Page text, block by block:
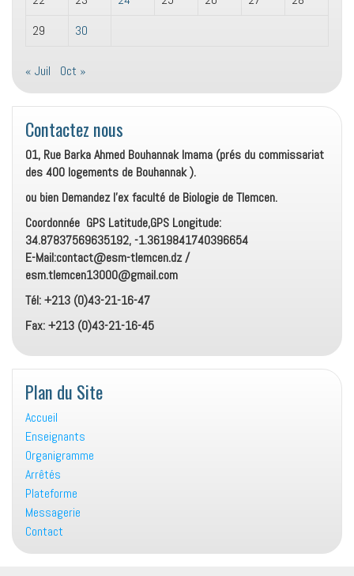
29
30
« Juil Oct »
Contactez nous
01, Rue Barka Ahmed Bouhannak Imama (prés du commissariat
des 400 logements de Bouhannak ).
ou bien Demandez l’ex faculté de Biologie de Tlemcen.
Coordonnée GPS Latitude,GPS Longitude:
34.87837569635192, -1.3619841740396654
E-Mail:contact@esm-tlemcen.dz /
esm.tlemcen13000@gmail.com
Tél: +213 (0)43-21-16-47
Fax: +213 (0)43-21-16-45
Plan du Site
Accueil
Enseignants
Organigramme
Arrêtés
Plateforme
Messagerie
Contact